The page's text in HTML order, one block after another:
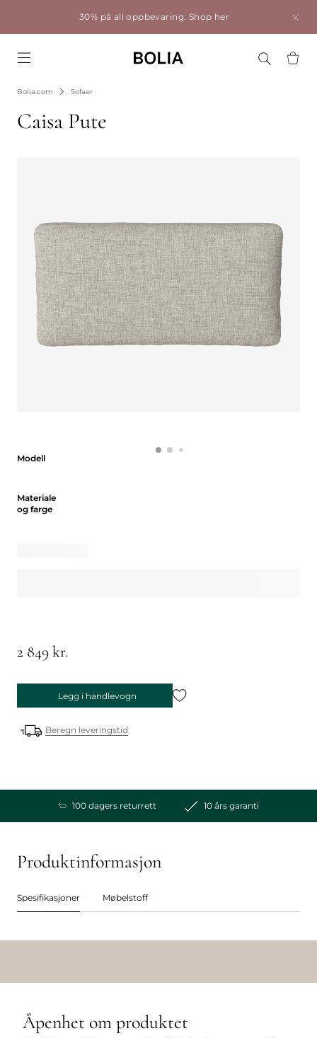
30% på all oppbevaring. Shop her
Bolia.com Sofaer
Caisa Pute
Modell
Materiale
og farge
2 849 kr.
Legg i handlevogn
Beregn leveringstid
100 dagers returrett 10 års garanti
Produktinformasjon
Spesifikasjoner Møbelstoff
Åpenhet om produktet